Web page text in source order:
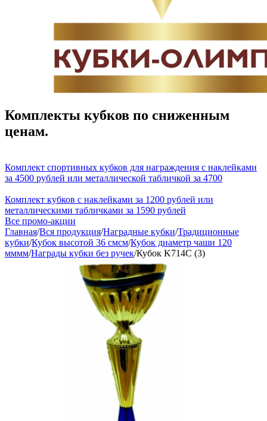
Комплекты кубков по сниженным
ценам.
Комплект спортивных кубков для награждения с наклейками
за 4500 рублей или металлической табличкой за 4700
Комплект кубков с наклейками за 1200 рублей или
металлическими табличками за 1590 рублей
Все промо-акции
Главная/Вся продукция/Наградные кубки/Традиционные
кубки/Кубок высотой 36 смсм/Кубок диаметр чаши 120
мммм/Награды кубки без ручек/Кубок K714C (3)